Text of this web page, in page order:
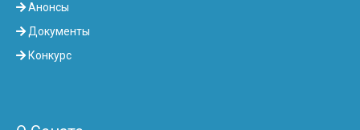
Анонсы
Документы
Конкурс